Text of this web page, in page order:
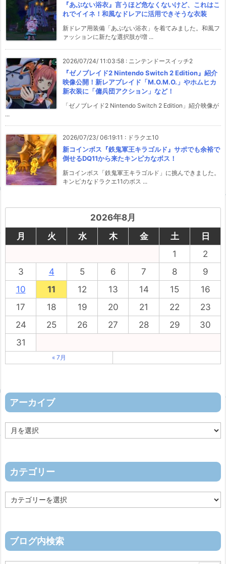
『あぶない浴衣』言うほど危なくないけど、これはこ
れでイイネ！和風なドレアに活用できそうな衣装
新ドレア用装備「あぶない浴衣」を着てみました。和風フ
ァッションに新たな選択肢が増 ...
2026/07/24/ 11:03:58 : ニンテンドースイッチ2
『ゼノブレイド2 Nintendo Switch 2 Edition』紹介
映像公開！新レアブレイド「M.O.M.O.」やホムヒカ
新衣装に「傭兵団アクション」など！
「ゼノブレイド2 Nintendo Switch 2 Edition」紹介映像が
...
2026/07/23/ 06:19:11 : ドラクエ10
新コインボス『鉄鬼軍王キラゴルド』サポでも余裕で
倒せるDQ11から来たキンピカなボス！
新コインボス「鉄鬼軍王キラゴルド」に挑んできました。
キンピカなドラクエ11のボス ...
2026年8月
月
火 水 木 金 土
日
1
2
3
4 5 6 7 8
9
10
11 12 13 14 15
16
17
18 19 20 21 22
23
24
25 26 27 28 29
30
31
« 7月
アーカイブ
ー
ブ
カテゴリー
テ
ー
ブログ内検索